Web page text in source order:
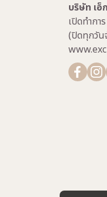
บริษัท เ
เปิดทำกา
(ปิดทุกวัน